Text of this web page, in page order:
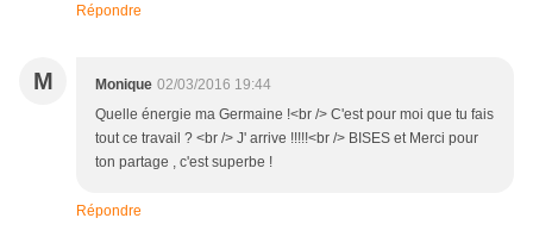
Répondre
M Monique 02/03/2016 19:44
Quelle énergie ma Germaine !<br /> C'est pour moi que tu fais
tout ce travail ? <br /> J' arrive !!!!!<br /> BISES et Merci pour
ton partage , c'est superbe !
Répondre